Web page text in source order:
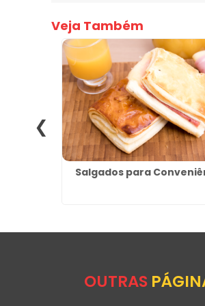
Veja Também
Salgados para
OUTRAS